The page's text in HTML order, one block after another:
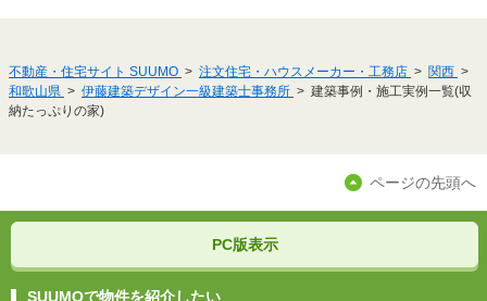
不動産・住宅サイト SUUMO 注文住宅・ハウスメーカー・工務店
関西
和歌山県
伊藤建築デザイン一級建築士事務所
建築事例・施工実例一覧(収
納たっぷりの家)
ページの先頭へ
PC版表示
SUUMOで物件を紹介したい